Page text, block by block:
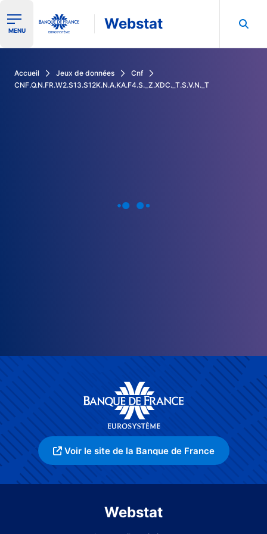
Ouvrir le menu de navigation
MENU Webstat
Accueil Jeux de données
Cnf
CNF.Q.N.FR.W2.S13.S12K.N.A.KA.F4.S._Z.XDC._T.S.V.N._T
Voir le site de la Banque de France
Webstat